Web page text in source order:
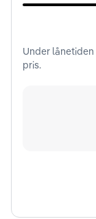
Under lånetiden
pris.